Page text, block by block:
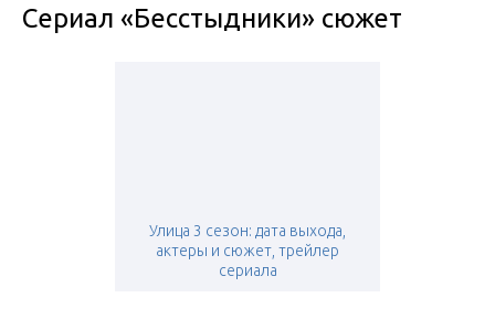
Сериал «Бесстыдники» сюжет
Улица 3 сезон: дата выхода,
актеры и сюжет, трейлер
сериала